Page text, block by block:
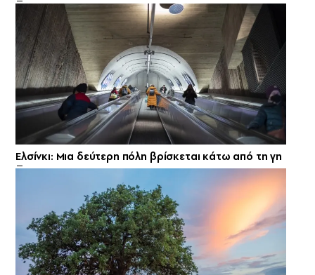
Ελσίνκι: Mια δεύτερη πόλη βρίσκεται κάτω από τη γη